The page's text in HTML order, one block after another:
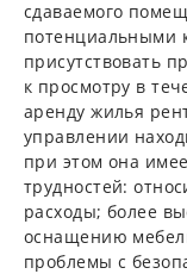
сдаваемого
потенциальными
присутствовать
к просмотру в
аренду жилья
управлении
при этом она
трудностей:
расходы; более
оснащению
проблемы с